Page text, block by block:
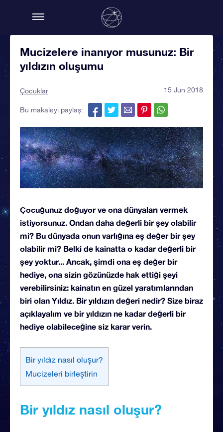
Mucizelere inanıyor musunuz: Bir
yıldızın oluşumu
Çocuklar 15 Jun 2018
Bu makaleyi paylaş:
Çocuğunuz doğuyor ve ona dünyaları vermek
istiyorsunuz. Ondan daha değerli bir şey olabilir
mi? Bu dünyada onun varlığına eş değer bir şey
olabilir mi? Belki de kainatta o kadar değerli bir
şey yoktur... Ancak, şimdi ona eş değer bir
hediye, ona sizin gözünüzde hak ettiği şeyi
verebilirsiniz: kainatın en güzel yaratımlarından
biri olan Yıldız. Bir yıldızın değeri nedir? Size biraz
açıklayalım ve bir yıldızın ne kadar değerli bir
hediye olabileceğine siz karar verin.
Bir yıldız nasıl oluşur?
Mucizeleri birleştirin
Bir yıldız nasıl oluşur?